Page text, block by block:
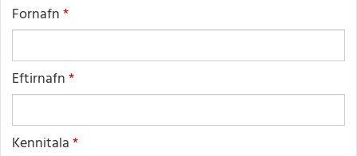
Fornafn
Eftirnafn
Kennitala